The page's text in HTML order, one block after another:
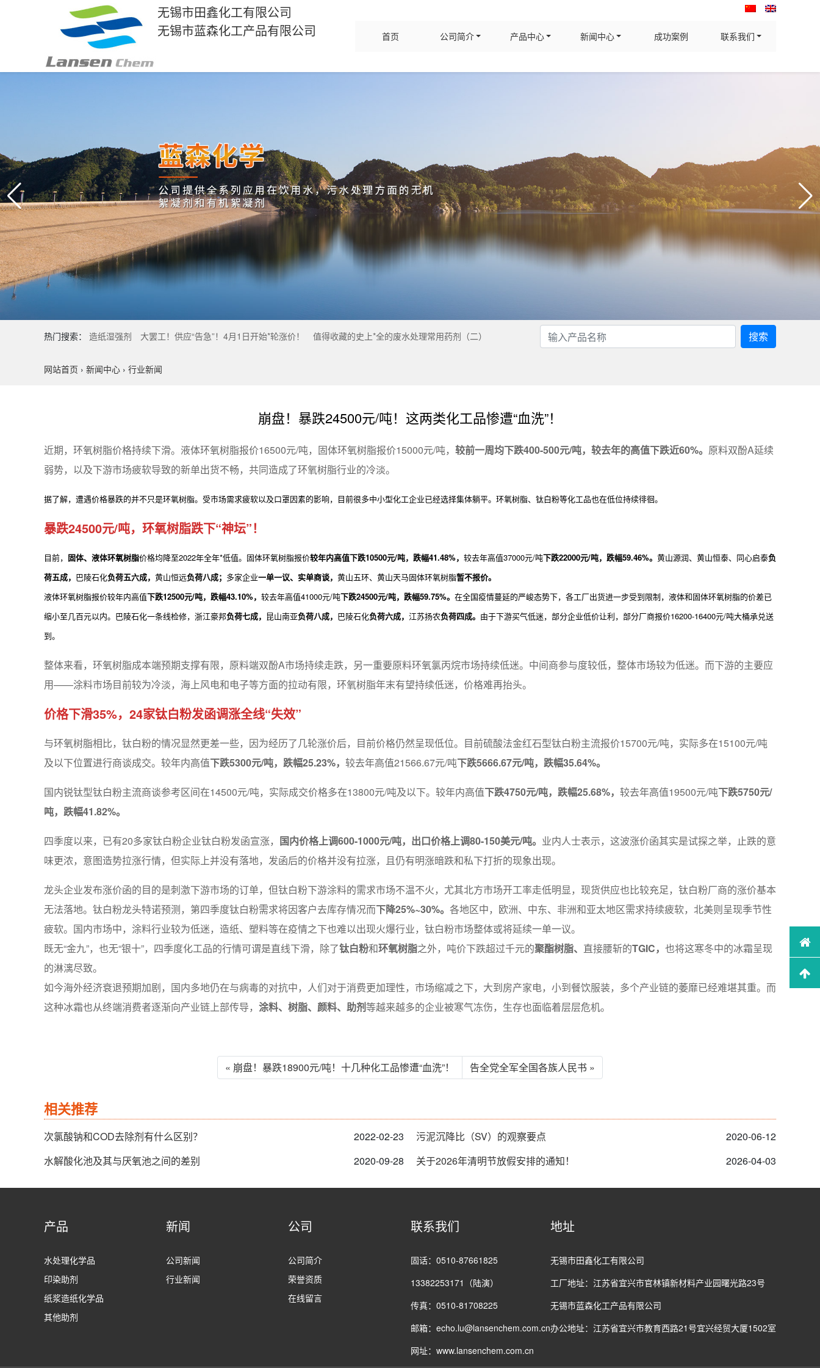
无锡市田鑫化工有限公司
无锡市蓝森化工产品有限公司
首页 公司简介 产品中心 新闻中心 成功案例 联系我们
热门搜索： 造纸湿强剂 大罢工！供应“告急”！4月1日开始*轮涨价！ 值得收藏的史上*全的废水处理常用药剂（二） 搜索
网站首页 › 新闻中心 › 行业新闻
崩盘！暴跌24500元/吨！这两类化工品惨遭“血洗”！
近期，环氧树脂价格持续下滑。液体环氧树脂报价16500元/吨，固体环氧树脂报价15000元/吨， 较前一周均下跌400-500元/吨，较去年的高值下跌近60%。 原料双酚A延续
弱势，以及下游市场疲软导致的新单出货不畅，共同造成了环氧树脂行业的冷淡。
据了解，遭遇价格暴跌的并不只是环氧树脂。受市场需求疲软以及口罩因素的影响，目前很多中小型化工企业已经选择集体躺平。环氧树脂、钛白粉等化工品也在低位持续徘徊。
暴跌24500元/吨，环氧树脂跌下“神坛”！
目前， 固体、液体环氧树脂价格均降至2022年全年*低值。固体环氧树脂报价较年内高值下跌10500元/吨，跌幅41.48%， 较去年高值37000元/吨下跌22000元/吨，跌幅59.46%。 黄山源润、黄山恒泰、同心启泰负
荷五成， 巴陵石化负荷五六成， 黄山恒远负荷八成； 多家企业一单一议、实单商谈， 黄山五环、黄山天马固体环氧树脂暂不报价。
液体环氧树脂报价较年内高值下跌12500元/吨，跌幅43.10%， 较去年高值41000元/吨下跌24500元/吨，跌幅59.75%。 在全国疫情蔓延的严峻态势下，各工厂出货进一步受到限制，液体和固体环氧树脂的价差已
缩小至几百元以内。巴陵石化一条线检修，浙江豪邦负荷七成， 昆山南亚负荷八成， 巴陵石化负荷六成， 江苏扬农负荷四成。 由于下游买气低迷，部分企业低价让利，部分厂商报价16200-16400元/吨大桶承兑送
到。
整体来看，环氧树脂成本端预期支撑有限，原料端双酚A市场持续走跌，另一重要原料环氧氯丙烷市场持续低迷。中间商参与度较低，整体市场较为低迷。而下游的主要应
用——涂料市场目前较为冷淡，海上风电和电子等方面的拉动有限，环氧树脂年末有望持续低迷，价格难再抬头。
价格下滑35%，24家钛白粉发函调涨全线“失效”
与环氧树脂相比，钛白粉的情况显然更差一些，因为经历了几轮涨价后，目前价格仍然呈现低位。目前硫酸法金红石型钛白粉主流报价15700元/吨，实际多在15100元/吨
及以下位置进行商谈成交。较年内高值下跌5300元/吨，跌幅25.23%， 较去年高值21566.67元/吨下跌5666.67元/吨，跌幅35.64%。
国内锐钛型钛白粉主流商谈参考区间在14500元/吨，实际成交价格多在13800元/吨及以下。较年内高值下跌4750元/吨，跌幅25.68%， 较去年高值19500元/吨下跌5750元/
吨，跌幅41.82%。
四季度以来，已有20多家钛白粉企业钛白粉发函宣涨， 国内价格上调600-1000元/吨，出口价格上调80-150美元/吨。 业内人士表示，这波涨价函其实是试探之举，止跌的意
味更浓，意图造势拉涨行情，但实际上并没有落地，发函后的价格并没有拉涨，且仍有明涨暗跌和私下打折的现象出现。
龙头企业发布涨价函的目的是刺激下游市场的订单，但钛白粉下游涂料的需求市场不温不火，尤其北方市场开工率走低明显，现货供应也比较充足，钛白粉厂商的涨价基本
无法落地。钛白粉龙头特诺预测，第四季度钛白粉需求将因客户去库存情况而下降25%~30%。 各地区中，欧洲、中东、非洲和亚太地区需求持续疲软，北美则呈现季节性
疲软。国内市场中，涂料行业较为低迷，造纸、塑料等在疫情之下也难以出现火爆行业，钛白粉市场整体或将延续一单一议。
既无“金九”，也无“银十”，四季度化工品的行情可谓是直线下滑，除了钛白粉和环氧树脂之外，吨价下跌超过千元的聚酯树脂、 直接腰斩的TGIC， 也将这寒冬中的冰霜呈现
的淋漓尽致。
如今海外经济衰退预期加剧，国内多地仍在与病毒的对抗中，人们对于消费更加理性，市场缩减之下，大到房产家电，小到餐饮服装，多个产业链的萎靡已经难堪其重。而
这种冰霜也从终端消费者逐渐向产业链上部传导， 涂料、树脂、颜料、助剂等越来越多的企业被寒气冻伤，生存也面临着层层危机。
« 崩盘！暴跌18900元/吨！十几种化工品惨遭“血洗”！ 告全党全军全国各族人民书 »
相关推荐
次氯酸钠和COD去除剂有什么区别？ 2022-02-23 污泥沉降比（SV）的观察要点
2020-06-12
水解酸化池及其与厌氧池之间的差别
2020-09-28 关于2026年清明节放假安排的通知！ 2026-04-03
产品
水处理化学品
印染助剂
纸浆造纸化学品
其他助剂
新闻
公司新闻
行业新闻
公司
公司简介
荣誉资质
在线留言
联系我们
固话：0510-87661825
13382253171（陆演）
传真：0510-81708225
邮箱：echo.lu@lansenchem.com.cn
网址：www.lansenchem.com.cn
地址
无锡市田鑫化工有限公司
工厂地址：江苏省宜兴市官林镇新材料产业园曙光路23号
无锡市蓝森化工产品有限公司
办公地址：江苏省宜兴市教育西路21号宜兴经贸大厦1502室